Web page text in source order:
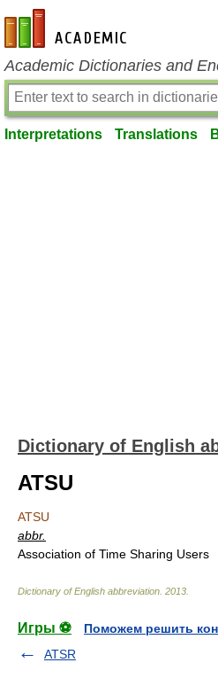
en-academic.com
Academic Dictionaries and
Interpretations Translations
Dictionary of English
ATSU
ATSU
abbr.
Association of Time Sharing Users
Dictionary of English abbreviation 2013
Игры ⚽
Поможем решить
ATSR